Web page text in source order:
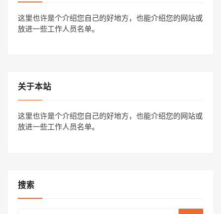
这里也许是个介绍您自己的好地方，也能介绍您的网站或
放进一些工作人员名单。
关于本站
这里也许是个介绍您自己的好地方，也能介绍您的网站或
放进一些工作人员名单。
搜索